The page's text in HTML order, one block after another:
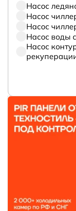
Насос
Насос
Насос
Насос воды
Насос